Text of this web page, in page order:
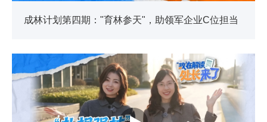
成林计划第四期："育林参天"，助领军企业C位担当